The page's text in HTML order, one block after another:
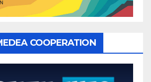
COOPERATION